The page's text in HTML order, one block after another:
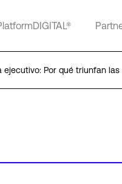
ejecutivo: Por qué triunfan